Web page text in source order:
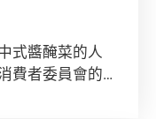
式醬醃菜的人
費者委員會的